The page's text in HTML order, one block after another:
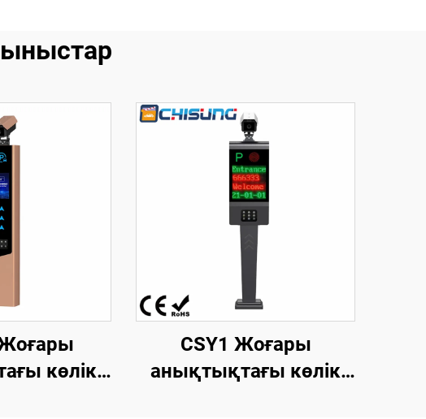
көлік
CSY1 Жоғары
анықтықтағы көлік